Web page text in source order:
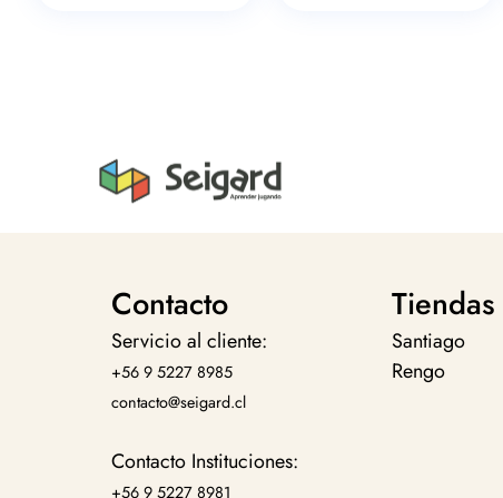
Contacto
Servicio al cliente:
+56 9 5227 8985
contacto@seigard.cl
Contacto Instituciones:
+56 9 5227 8981
Tiendas
Santiago
Rengo